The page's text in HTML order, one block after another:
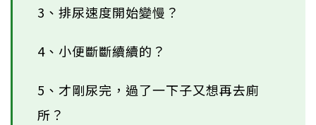
3、排尿速度開始變慢？
4、小便斷斷續續的？
5、才剛尿完，過了一下子又想再去廁
所？